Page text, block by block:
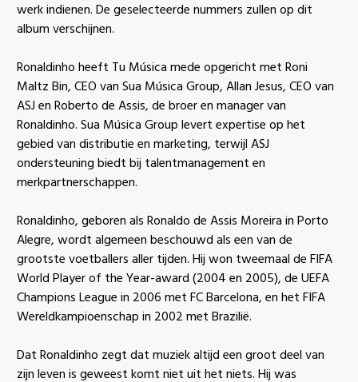
werk indienen. De geselecteerde nummers zullen op dit
album verschijnen.
Ronaldinho heeft Tu Música mede opgericht met Roni
Maltz Bin, CEO van Sua Música Group, Allan Jesus, CEO van
ASJ en Roberto de Assis, de broer en manager van
Ronaldinho. Sua Música Group levert expertise op het
gebied van distributie en marketing, terwijl ASJ
ondersteuning biedt bij talentmanagement en
merkpartnerschappen.
Ronaldinho, geboren als Ronaldo de Assis Moreira in Porto
Alegre, wordt algemeen beschouwd als een van de
grootste voetballers aller tijden. Hij won tweemaal de FIFA
World Player of the Year-award (2004 en 2005), de UEFA
Champions League in 2006 met FC Barcelona, en het FIFA
Wereldkampioenschap in 2002 met Brazilië.
Dat Ronaldinho zegt dat muziek altijd een groot deel van
zijn leven is geweest komt niet uit het niets. Hij was